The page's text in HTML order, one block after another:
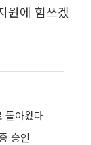
원에 힘쓰겠
돌아왔다
승인